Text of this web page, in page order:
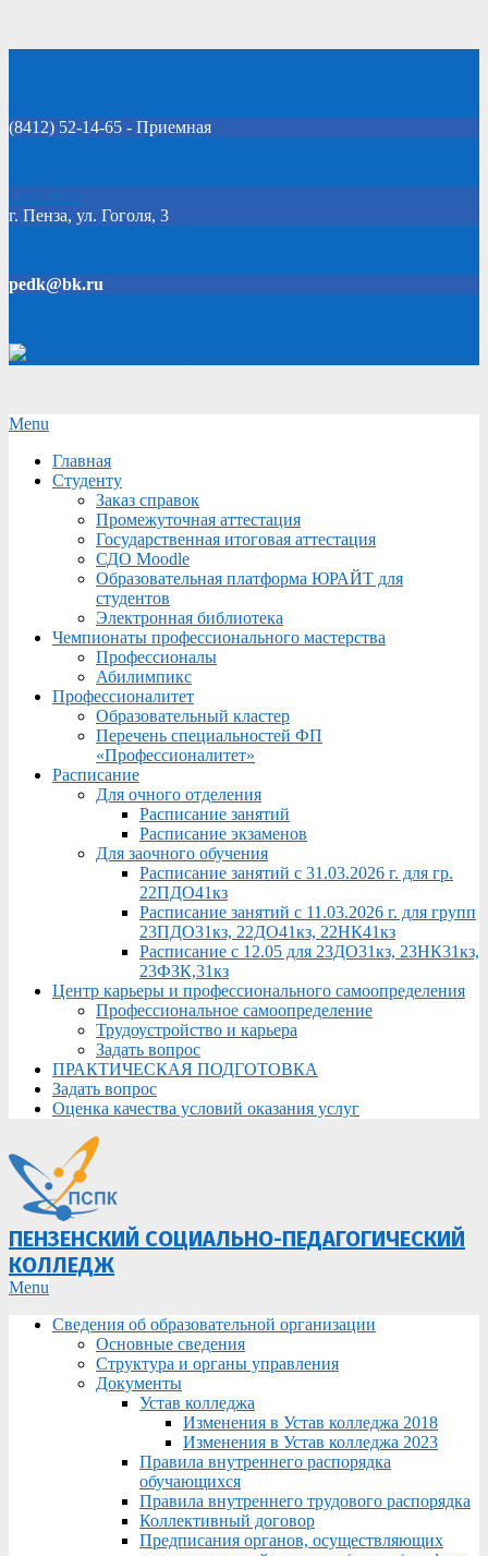
(8412) 52-14-65 - Приемная
Click Here
г. Пенза, ул. Гоголя, 3
pedk@bk.ru
Secondary
Menu
Menu
Главная
Студенту
Заказ справок
Промежуточная аттестация
Государственная итоговая аттестация
СДО Moodle
Образовательная платформа ЮРАЙТ для
студентов
Электронная библиотека
Чемпионаты профессионального мастерства
Профессионалы
Абилимпикс
Профессионалитет
Образовательный кластер
Перечень специальностей ФП
«Профессионалитет»
Расписание
Для очного отделения
Расписание занятий
Расписание экзаменов
Для заочного обучения
Расписание занятий с 31.03.2026 г. для гр.
22ПДО41кз
Расписание занятий с 11.03.2026 г. для групп
23ПДО31кз, 22ДО41кз, 22НК41кз
Расписание с 12.05 для 23ДО31кз, 23НК31кз,
23ФЗК,31кз
Центр карьеры и профессионального самоопределения
Профессиональное самоопределение
Трудоустройство и карьера
Задать вопрос
ПРАКТИЧЕСКАЯ ПОДГОТОВКА
Задать вопрос
Оценка качества условий оказания услуг
ПЕНЗЕНСКИЙ СОЦИАЛЬНО-ПЕДАГОГИЧЕСКИЙ
КОЛЛЕДЖ
Primary
Menu
Menu
Сведения об образовательной организации
Основные сведения
Структура и органы управления
Документы
Устав колледжа
Изменения в Устав колледжа 2018
Изменения в Устав колледжа 2023
Правила внутреннего распорядка
обучающихся
Правила внутреннего трудового распорядка
Коллективный договор
Предписания органов, осуществляющих